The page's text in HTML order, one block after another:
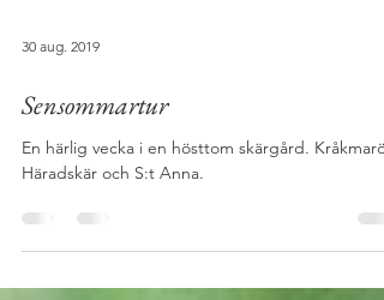
30 aug. 2019
Sensommartur
Häradskär och S:t Anna.